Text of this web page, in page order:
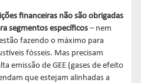
financeiras não são obrigadas
segmentos específicos – nem
fazendo o máximo para
fósseis. Mas precisam
emissão de GEE (gases de efeito
que estejam alinhadas a